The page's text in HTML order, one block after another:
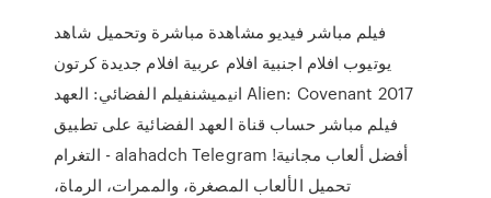
فيلم مباشر فيديو مشاهدة مباشرة وتحميل شاهد
يوتيوب افلام اجنبية افلام عربية افلام جديدة كرتون
انيميشنفيلم الفضائي: العهد Alien: Covenant 2017
فيلم مباشر حساب قناة العهد الفضائية على تطبيق
التغرام - alahadch Telegram أفضل ألعاب مجانية!
تحميل الألعاب المصغرة، والممرات، الرماة،